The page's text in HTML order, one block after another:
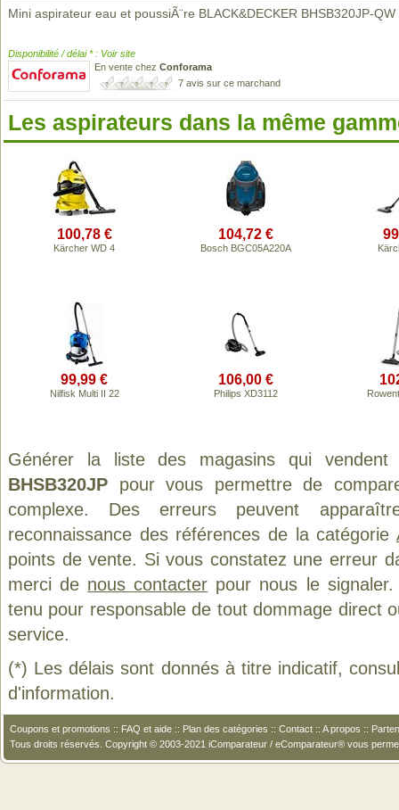
Mini aspirateur eau et poussiÃ¨re BLACK&DECKER BHSB320JP-QW
Disponibilité / délai * : Voir site
En vente chez Conforama
7 avis sur ce marchand
Les aspirateurs dans la même
100,78 €
Kärcher WD 4
104,72 €
Bosch BGC05A220A
99,99 €
Nilfisk Multi II 22
106,00 €
Philips XD3112
Générer la liste des magasins qui
BHSB320JP pour vous permettre de
complexe. Des erreurs peuvent
reconnaissance des références de la catégorie
points de vente. Si vous constatez une erreur
merci de nous contacter pour nous le
tenu pour responsable de tout dommage direct
service.
(*) Les délais sont donnés à titre indicatif,
d'information.
Coupons et promotions :: FAQ et aide :: Plan des catégories :: Contact :: A propos ::
Tous droits réservés. Copyright © 2003-2021 iComparateur / eComparateur® vous